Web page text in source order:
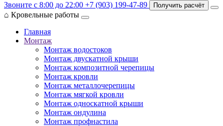
Звоните с 8:00 до 22:00 +7 (903) 199-47-89 Получить расчёт
⌂ Кровельные работы
Главная
Монтаж
Монтаж водостоков
Монтаж двускатной крыши
Монтаж композитной черепицы
Монтаж кровли
Монтаж металлочерепицы
Монтаж мягкой кровли
Монтаж односкатной крыши
Монтаж ондулина
Монтаж профнастила